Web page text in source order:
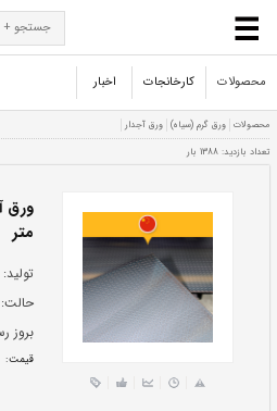
محصولات کارخانجات اخبار
متر